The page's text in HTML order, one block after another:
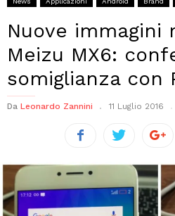
Nuove immagini
Meizu MX6:
somiglianza con
Da Leonardo Zannini 11 Luglio 2016